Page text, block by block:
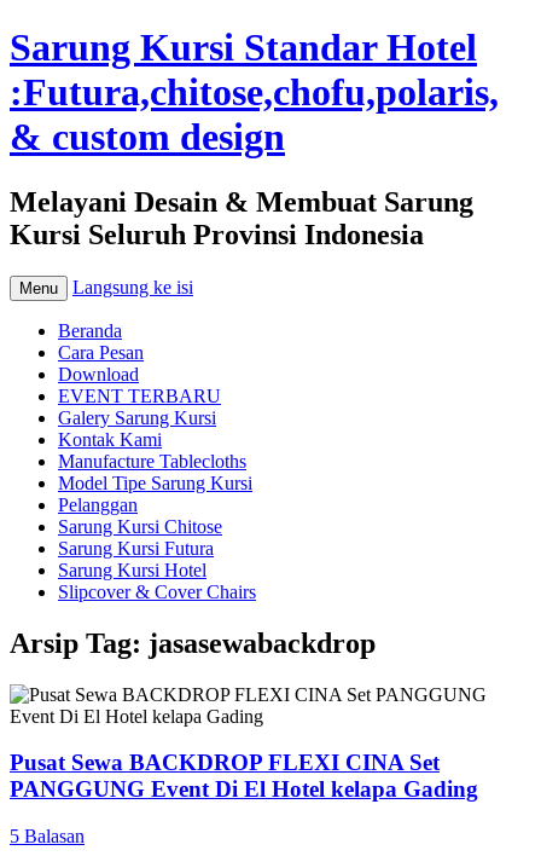
Sarung Kursi Standar Hotel
:Futura,chitose,chofu,polaris,
& custom design
Melayani Desain & Membuat Sarung
Kursi Seluruh Provinsi Indonesia
Menu Langsung ke isi
Beranda
Cara Pesan
Download
EVENT TERBARU
Galery Sarung Kursi
Kontak Kami
Manufacture Tablecloths
Model Tipe Sarung Kursi
Pelanggan
Sarung Kursi Chitose
Sarung Kursi Futura
Sarung Kursi Hotel
Slipcover & Cover Chairs
Arsip Tag: jasasewabackdrop
Pusat Sewa BACKDROP FLEXI CINA Set
PANGGUNG Event Di El Hotel kelapa Gading
5 Balasan